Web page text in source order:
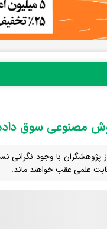
مصنوعی سوق
با وجود نگرانی
علمی عقب خواهند ماند.